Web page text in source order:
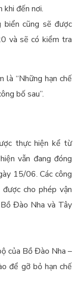
khi đến nơi.
biển cũng sẽ được
và sẽ có kiểm tra
là “Những hạn chế
bố sau”.
thực hiện kể từ
vẫn đang đóng
15/06. Các công
cho phép vận
Đào Nha và Tây
của Bồ Đào Nha –
để gỡ bỏ hạn chế